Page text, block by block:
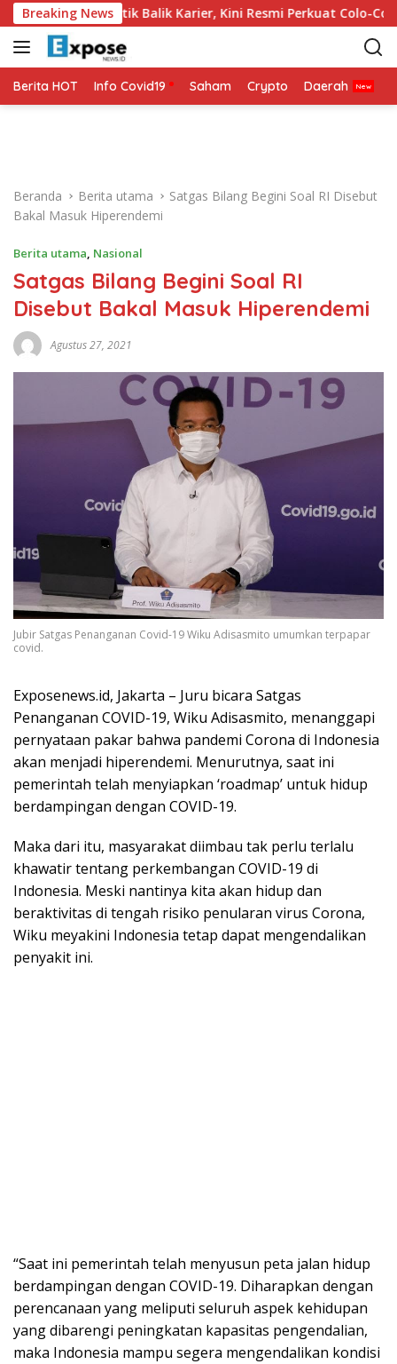
a
g
u
Breaking News
2026 Jadi Titik Balik Karier, Kini Resmi Perkuat Colo-Colo
Berita HOT Info Covid19 Saham Crypto Daerah
Beranda Berita utama
Satgas Bilang Begini Soal RI Disebut
Bakal Masuk Hiperendemi
Berita utama, Nasional
Satgas Bilang Begini Soal RI
Disebut Bakal Masuk Hiperendemi
Agustus 27, 2021
Jubir Satgas Penanganan Covid-19 Wiku Adisasmito umumkan terpapar
covid.
Exposenews.id, Jakarta – Juru bicara Satgas
Penanganan COVID-19, Wiku Adisasmito, menanggapi
pernyataan pakar bahwa pandemi Corona di Indonesia
akan menjadi hiperendemi. Menurutnya, saat ini
pemerintah telah menyiapkan ‘roadmap’ untuk hidup
berdampingan dengan COVID-19.
Maka dari itu, masyarakat diimbau tak perlu terlalu
khawatir tentang perkembangan COVID-19 di
Indonesia. Meski nantinya kita akan hidup dan
beraktivitas di tengah risiko penularan virus Corona,
Wiku meyakini Indonesia tetap dapat mengendalikan
penyakit ini.
“Saat ini pemerintah telah menyusun peta jalan hidup
berdampingan dengan COVID-19. Diharapkan dengan
perencanaan yang meliputi seluruh aspek kehidupan
yang dibarengi peningkatan kapasitas pengendalian,
maka Indonesia mampu segera mengendalikan kondisi